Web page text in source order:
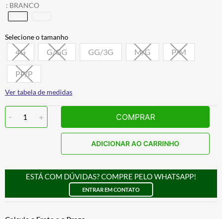
: BRANCO
4G G/GG GG/3G M/G P/M
PP/P
Ver tabela de medidas
- 1 + COMPRAR
ADICIONAR AO CARRINHO
ESTÁ COM DÚVIDAS? COMPRE PELO WHATSAPP!
ENTRAR EM CONTATO